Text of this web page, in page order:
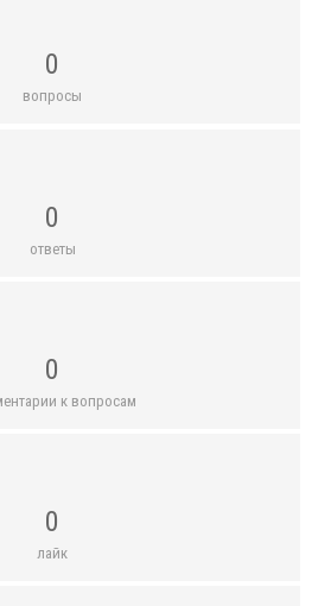
0
вопросы
0
ответы
0
к вопросам
0
лайк